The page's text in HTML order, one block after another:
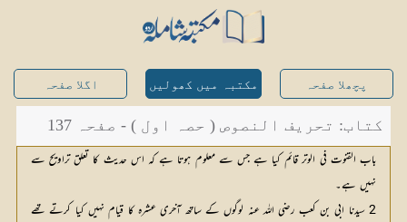
پچھلا صفحہ مکتبہ میں کھولیں اگلا صفحہ
کتاب: تحریف النصوص ( حصہ اول ) - صفحہ 137
باب القنوت فی الوتر قائم کیا ہے جس سے معلوم ہوتا ہے کہ اس حدیث کا تعلق تراویح سے
نہیں ہے۔
2 سیدنا ابی بن کعب رضی اللہ عنہ لوگوں کے ساتھ آخری عشرہ کا قیام نہیں کیا کرتے تھے